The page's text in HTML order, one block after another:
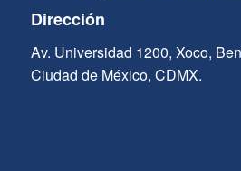
Dirección
Av. Universidad 1200, Xoco,
Ciudad de México, CDMX.